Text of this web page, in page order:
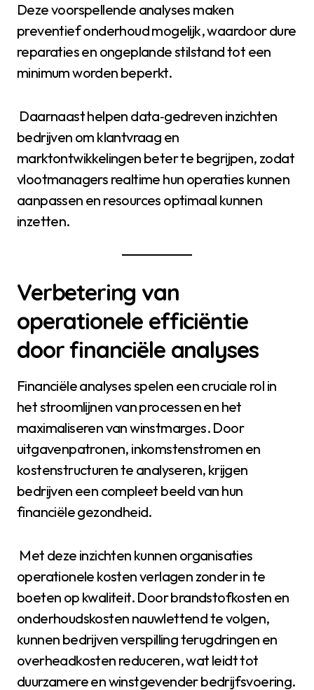
Deze voorspellende analyses maken
preventief onderhoud mogelijk, waardoor dure
reparaties en ongeplande stilstand tot een
minimum worden beperkt.
Daarnaast helpen data‑gedreven inzichten
bedrijven om klantvraag en
marktontwikkelingen beter te begrijpen, zodat
vlootmanagers realtime hun operaties kunnen
aanpassen en resources optimaal kunnen
inzetten.
Verbetering van
operationele efficiëntie
door financiële analyses
Financiële analyses spelen een cruciale rol in
het stroomlijnen van processen en het
maximaliseren van winstmarges. Door
uitgavenpatronen, inkomstenstromen en
kostenstructuren te analyseren, krijgen
bedrijven een compleet beeld van hun
financiële gezondheid.
Met deze inzichten kunnen organisaties
operationele kosten verlagen zonder in te
boeten op kwaliteit. Door brandstofkosten en
onderhoudskosten nauwlettend te volgen,
kunnen bedrijven verspilling terugdringen en
overheadkosten reduceren, wat leidt tot
duurzamere en winstgevender bedrijfsvoering.